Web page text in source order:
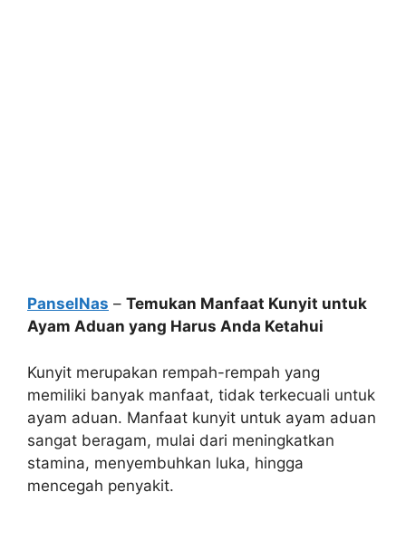
PanselNas – Temukan Manfaat Kunyit untuk
Ayam Aduan yang Harus Anda Ketahui
Kunyit merupakan rempah-rempah yang
memiliki banyak manfaat, tidak terkecuali untuk
ayam aduan. Manfaat kunyit untuk ayam aduan
sangat beragam, mulai dari meningkatkan
stamina, menyembuhkan luka, hingga
mencegah penyakit.